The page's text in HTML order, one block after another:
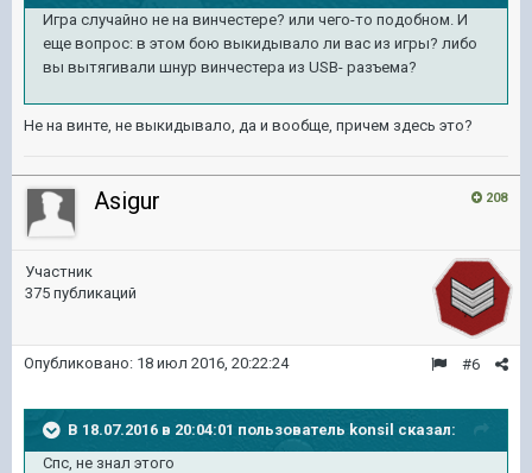
Игра случайно не на винчестере? или чего-то подобном. И
еще вопрос: в этом бою выкидывало ли вас из игры? либо
вы вытягивали шнур винчестера из USB- разъема?
Не на винте, не выкидывало, да и вообще, причем здесь это?
208
Asigur
Участник
375 публикаций
#6
Опубликовано: 18 июл 2016, 20:22:24
В 18.07.2016 в 20:04:01 пользователь konsil сказал:
Спс, не знал этого